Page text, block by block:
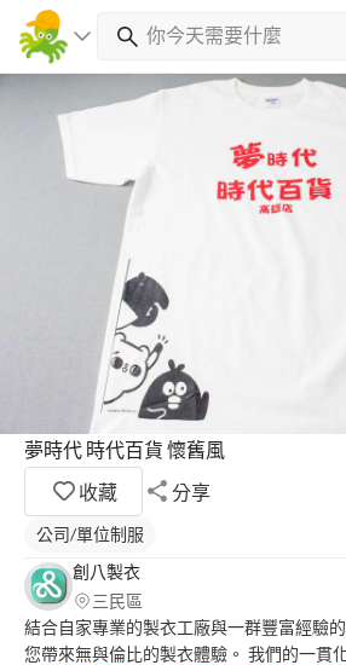
夢時代 時代百貨 懷舊風
收藏
分享
公司/單位制服
創八製衣
三民區
結合自家專業的製衣工廠與一群豐富經驗
您帶來無與倫比的製衣體驗。 我們的一貫